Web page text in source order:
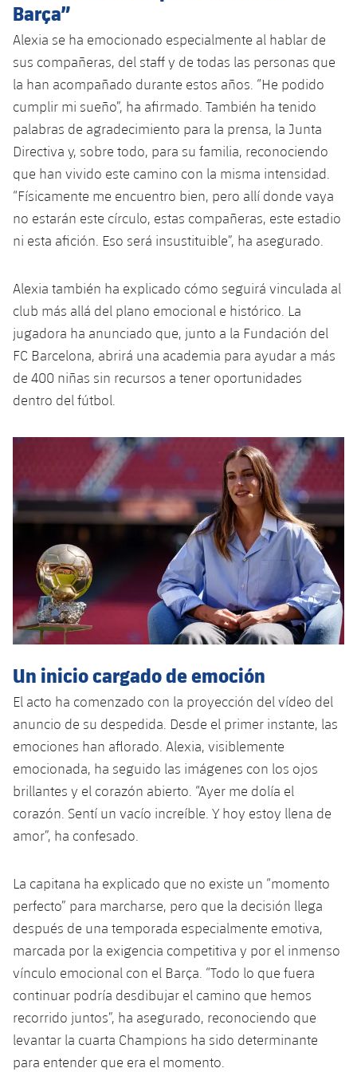
Jugadores
Fotos
Historia
Palmarés
Clasificaciones
Juvenil
Infantil
Alevín
plusicon
más
Actualidad
Masculino
Femenino
Agenda
Baloncesto en silla de ruedas
plusicon
Actualidad
Jugadores
Calendario
Resultados
Hockey sobre hielo
plusicon
más
Actualidad
Jugadores
Calendario
Clasificaciones
Hockey hierba
plusicon
más
Noticias
Hockey Hierba Masculino
Hockey Hierba Femenino
Patinaje artístico
plusicon
más
Actualidad
Plantilla
Agenda
Escuela de Patinaje
Rugby
plusicon
más
Actualidad
Jugadores
Resultados
Clasificaciones
Fotos
Voleibol
plusicon
más
Noticias
Voleibol femenino
Apúntate a las amateurs
plusicon
más
Carnet de las Secciones Amateurs
PLUSICON
MÁS
League of Legends
VALORANT Rising
VALORANT Game Changers
eFootball
Barça”
Alexia se ha emocionado especialmente al hablar de
sus compañeras, del staff y de todas las personas que
la han acompañado durante estos años. “He podido
cumplir mi sueño”, ha afirmado. También ha tenido
palabras de agradecimiento para la prensa, la Junta
Directiva y, sobre todo, para su familia, reconociendo
que han vivido este camino con la misma intensidad.
“Físicamente me encuentro bien, pero allí donde vaya
no estarán este círculo, estas compañeras, este estadio
ni esta afición. Eso será insustituible”, ha asegurado.
Alexia también ha explicado cómo seguirá vinculada al
club más allá del plano emocional e histórico. La
jugadora ha anunciado que, junto a la Fundación del
FC Barcelona, abrirá una academia para ayudar a más
de 400 niñas sin recursos a tener oportunidades
dentro del fútbol.
Un inicio cargado de emoción
El acto ha comenzado con la proyección del vídeo del
anuncio de su despedida. Desde el primer instante, las
emociones han aflorado. Alexia, visiblemente
emocionada, ha seguido las imágenes con los ojos
brillantes y el corazón abierto. “Ayer me dolía el
corazón. Sentí un vacío increíble. Y hoy estoy llena de
amor”, ha confesado.
La capitana ha explicado que no existe un “momento
perfecto” para marcharse, pero que la decisión llega
después de una temporada especialmente emotiva,
marcada por la exigencia competitiva y por el inmenso
vínculo emocional con el Barça. “Todo lo que fuera
continuar podría desdibujar el camino que hemos
recorrido juntos”, ha asegurado, reconociendo que
levantar la cuarta Champions ha sido determinante
para entender que era el momento.